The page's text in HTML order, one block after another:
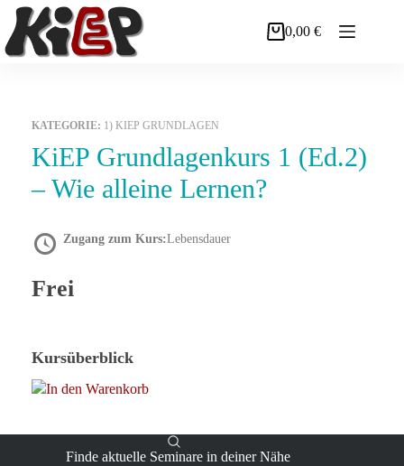
Zum
Inhalt
springen
Warenkorb
0,00€
KATEGORIE: 1) KIEP GRUNDLAGEN
KiEP Grundlagenkurs 1 (Ed.2)
– Wie alleine Lernen?
Zugang zum Kurs:Lebensdauer
Frei
Kursüberblick
Finde aktuelle Seminare in deiner Nähe